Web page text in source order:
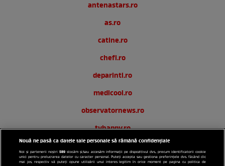
antenastars.ro
as.ro
catine.ro
chefi.ro
deparinti.ro
medicool.ro
observatornews.ro
tvhappy.ro
useit.ro
zutv.ro
Nouă ne pasă ca datele tale personale să rămână confidențiale
Noi și partenerii noștri589 stocăm și/sau accesăm informații pe dispozitivul dvs., precum identificatorii cookie
unici pentru prelucrarea datelor cu caracter personal. Puteți accepta sau gestiona preferințele dvs. făcând clic
mai jos, respectiv vă puteți opune utilizării unui interes legitim în orice moment pe pagina cu politica de